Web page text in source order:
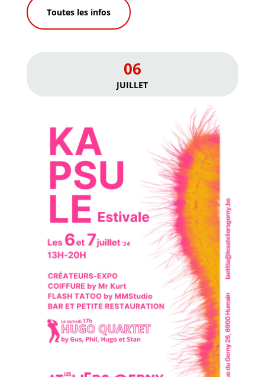
Toutes les infos
06
JUILLET